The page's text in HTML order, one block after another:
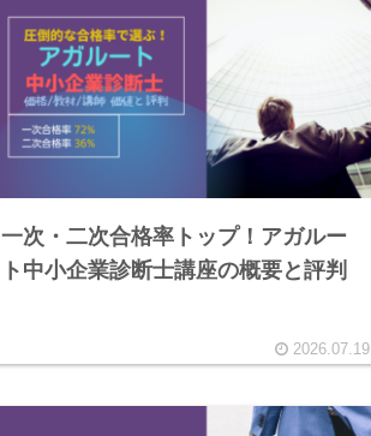
一次・二次合格率トップ！アガルー
ト中小企業診断士講座の概要と評判
2026.07.19